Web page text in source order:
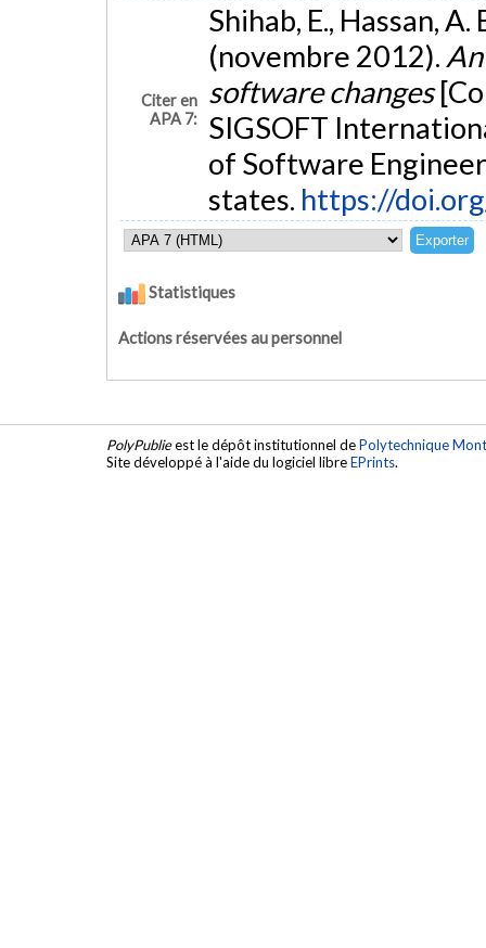
Citer en
APA 7:
Shihab, E., Hassan, A.
(novembre 2012).
software changes
SIGSOFT
of Software
states. https://
Statistiques
Actions réservées au personnel
PolyPublieest le dépôt institutionnel dePolytechnique
Site développé à l'aide du logiciel libreEPrints.